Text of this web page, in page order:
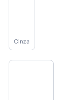
Cinza